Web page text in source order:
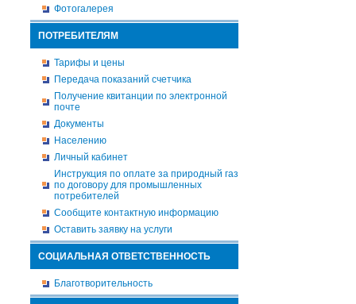
Фотогалерея
ПОТРЕБИТЕЛЯМ
Тарифы и цены
Передача показаний счетчика
Получение квитанции по электронной
почте
Документы
Населению
Личный кабинет
Инструкция по оплате за природный газ
по договору для промышленных
потребителей
Сообщите контактную информацию
Оставить заявку на услуги
СОЦИАЛЬНАЯ ОТВЕТСТВЕННОСТЬ
Благотворительность